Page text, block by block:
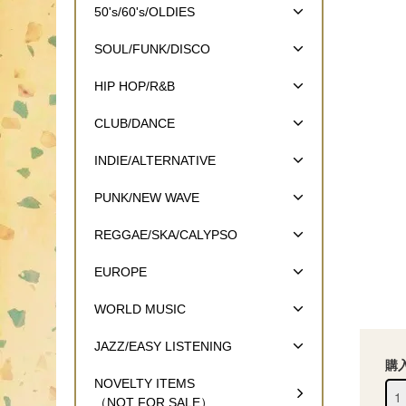
購
50's/60's/OLDIES
SOUL/FUNK/DISCO
HIP HOP/R&B
CLUB/DANCE
INDIE/ALTERNATIVE
PUNK/NEW WAVE
REGGAE/SKA/CALYPSO
EUROPE
WORLD MUSIC
JAZZ/EASY LISTENING
NOVELTY ITEMS
（NOT FOR SALE）